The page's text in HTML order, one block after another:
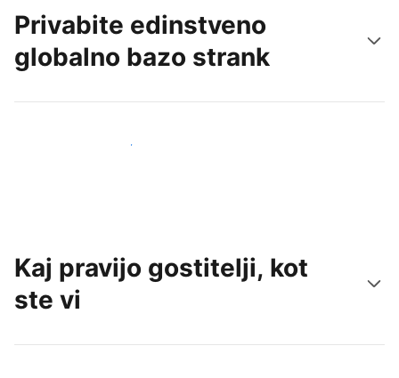
Privabite edinstveno
globalno bazo strank
Pridobite nove goste še danes
Kaj pravijo gostitelji, kot
ste vi